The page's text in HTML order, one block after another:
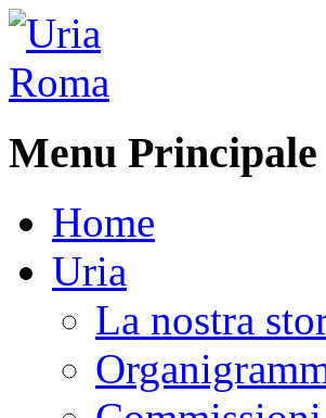
Menu Principale
Home
Uria
La nostra